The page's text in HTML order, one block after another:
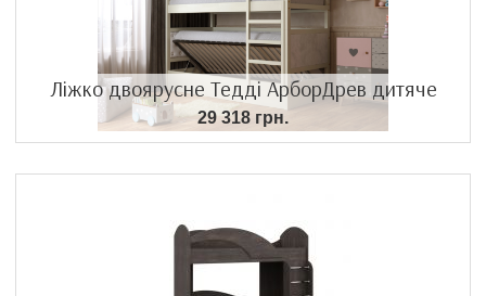
Ліжко двоярусне Тедді АрборДрев дитяче
29 318 грн.